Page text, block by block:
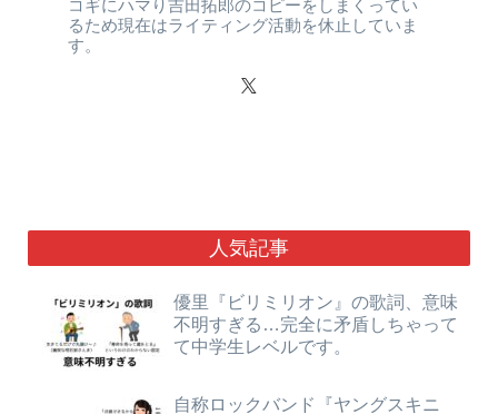
コギにハマり吉田拓郎のコピーをしまくってい
るため現在はライティング活動を休止していま
す。
人気記事
優里『ビリミリオン』の歌詞、意味
不明すぎる…完全に矛盾しちゃって
て中学生レベルです。
自称ロックバンド『ヤングスキニ